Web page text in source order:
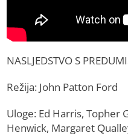
NASLJEDSTVO S
Režija: John Patton Ford
Uloge: Ed Harris, Topher
Henwick, Margaret